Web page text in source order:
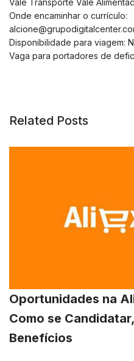
Onde encaminhar o currículo:
Disponibilidade para viagem:
Vaga para portadores de
Related Posts
Oportunidades na
Como se
Benefícios